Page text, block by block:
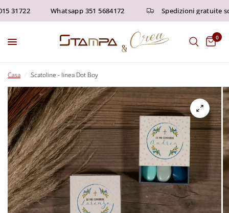
31722 Whatsapp 351 5684172 Spedizioni gratuite
0
Casa / Scatoline - linea Dot Boy